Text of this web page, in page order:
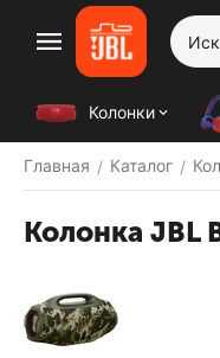
Колонки
Главная / Каталог /
Колонка JBL